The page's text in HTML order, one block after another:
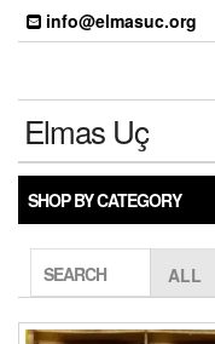
Skip
info@elmasuc.org
Elmas Uç
SHOP BY CATEGORY
SEARCH